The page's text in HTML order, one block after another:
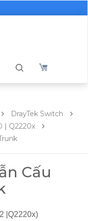
DrayTek Switch
| Q2220x
Cấu
|Q2220x)